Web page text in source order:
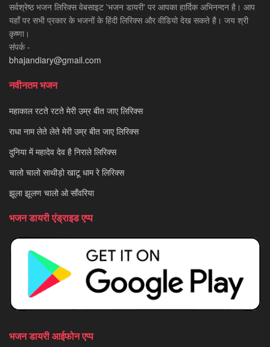
सर्वश्रेष्ठ भजन लिरिक्स वेबसाइट 'भजन डायरी' पर आपका हार्दिक अभिनन्दन है। आप
यहाँ पर सभी प्रकार के भजनों के हिंदी लिरिक्स और वीडियो देख सकते है। जय श्री
कृष्णा।
संपर्क -
bhajandiary@gmail.com
नवीनतम भजन
महाकाल रटते रटते मेरी उम्र बीत जाए लिरिक्स
राधा नाम लेते लेते मेरी उम्र बीत जाए लिरिक्स
दुनिया में महादेव देव है निराले लिरिक्स
चालो चालो साथीड़ो खाटू धाम रे लिरिक्स
झूला झूलण चालो ओ साँवरिया
भजन डायरी एंड्राइड एप्प
भजन डायरी आईफोन एप्प